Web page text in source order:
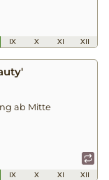
IX X XI XII
ab Mitte
IX X XI XII